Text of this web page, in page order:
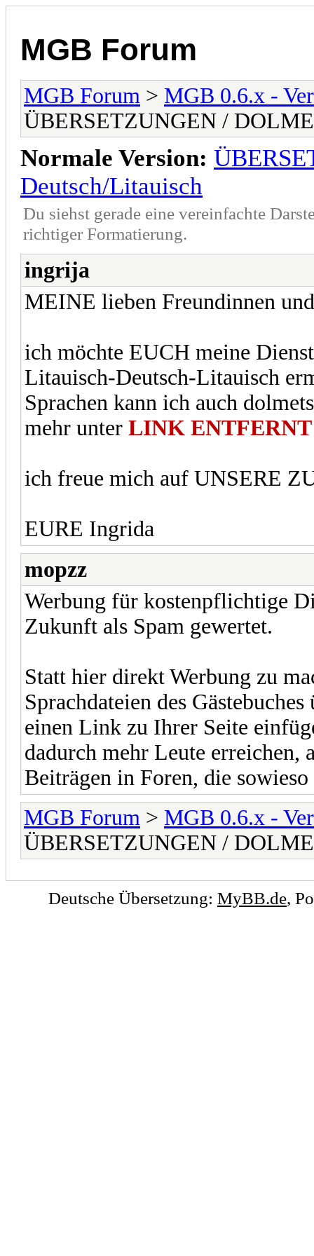
MGB Forum
MGB Forum > MGB 0.6.x -
ÜBERSETZUNGEN /
Normale Version:
Deutsch/Litauisch
Du siehst gerade eine vereinfachte
richtiger Formatierung.
ingrija
MEINE lieben Freundinnen
ich möchte EUCH meine
Litauisch-Deutsch-Litauisch
Sprachen kann ich auch
mehr unter LINK ENTFERNT
ich freue mich auf UNSERE
EURE Ingrida
mopzz
Werbung für kostenpflichtige
Zukunft als Spam gewertet.
Statt hier direkt Werbung zu
Sprachdateien des
einen Link zu Ihrer Seite
dadurch mehr Leute erreichen,
Beiträgen in Foren, die
MGB Forum > MGB 0.6.x -
ÜBERSETZUNGEN /
Deutsche Übersetzung: MyBB.de,